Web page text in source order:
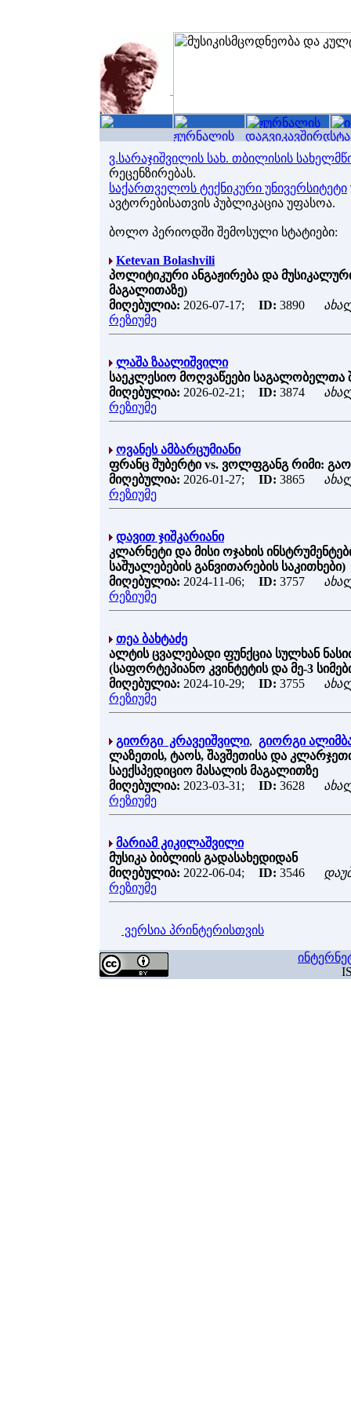
ვ.სარაჯიშვილის სახ. თბილისის
რეცენზირებას.
საქართველოს ტექნიკური უნივერსიტეტი
ავტორებისათვის პუბლიკაცია უფასოა.
ბოლო პერიოდში შემოსული სტატიები:
Ketevan Bolashvili
პოლიტიკური ანგაჟირება და
მაგალითაზე)
მიღებულია: 2026-07-17; ID: 3890
რეზიუმე
ლაშა ზაალიშვილი
საეკლესიო მოღვაწეები საგალობელთა
მიღებულია: 2026-02-21; ID: 3874
რეზიუმე
ოვანეს ამბარცუმიანი
ფრანც შუბერტი vs. ვოლფგანგ რიმი:
მიღებულია: 2026-01-27; ID: 3865
რეზიუმე
დავით ჯიშკარიანი
კლარნეტი და მისი ოჯახის
საშუალებების განვითარების საკითხები)
მიღებულია: 2024-11-06; ID: 3757
რეზიუმე
თეა ბახტაძე
ალტის ცვალებადი ფუნქცია სულხან
(საფორტეპიანო კვინტეტის და მე-3
მიღებულია: 2024-10-29; ID: 3755
რეზიუმე
გიორგი კრავეიშვილი, გიორგი
ლაზეთის, ტაოს, შავშეთისა და
საექსპედიციო მასალის მაგალითზე
მიღებულია: 2023-03-31; ID: 3628
რეზიუმე
მარიამ კიკილაშვილი
მუსიკა ბიბლიის გადასახედიდან
მიღებულია: 2022-06-04; ID: 3546
რეზიუმე
ვერსია პრინტერისთვის